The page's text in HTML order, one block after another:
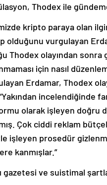
Thodex ile
kripto paraya olan
olduğunu vurgulayan
Thodex olayından sonra
için nasıl
Erdamar, Thodex
incelendiğinde
olarak işleyen doğru
Çok ciddi reklam
işleyen prosedür
kanmışlar.”
gazetesi ve suistimal